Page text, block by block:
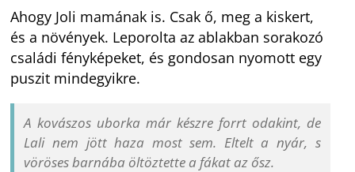
Ahogy Joli mamának is. Csak ő, meg a kiskert,
és a növények. Leporolta az ablakban sorakozó
családi fényképeket, és gondosan nyomott egy
puszit mindegyikre.
A kovászos uborka már készre forrt odakint, de
Lali nem jött haza most sem. Eltelt a nyár, s
vöröses barnába öltöztette a fákat az ősz.